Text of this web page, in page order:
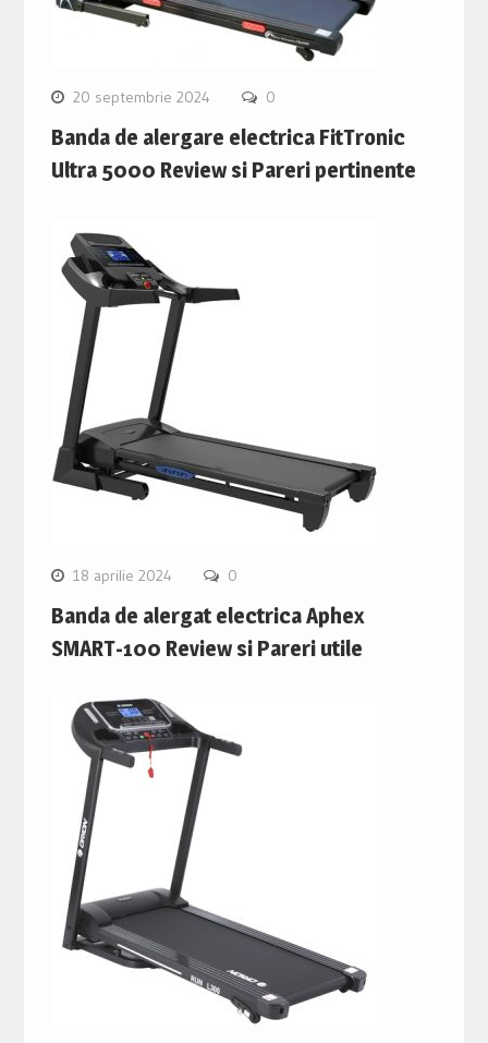
20 septembrie 2024 0
Banda de alergare electrica FitTronic
Ultra 5000 Review si Pareri pertinente
18 aprilie 2024 0
Banda de alergat electrica Aphex
SMART-100 Review si Pareri utile